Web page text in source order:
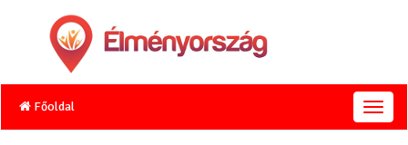
Főoldal
T
o